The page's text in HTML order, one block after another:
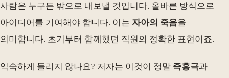
사람은 누구든 밖으로 내보낼 것입니다. 올바른 방식으로
아이디어를 기여해야 합니다. 이는 자아의 죽음을
의미합니다. 초기부터 함께했던 직원의 정확한 표현이죠.
익숙하게 들리지 않나요? 저자는 이것이 정말 즉흥극과